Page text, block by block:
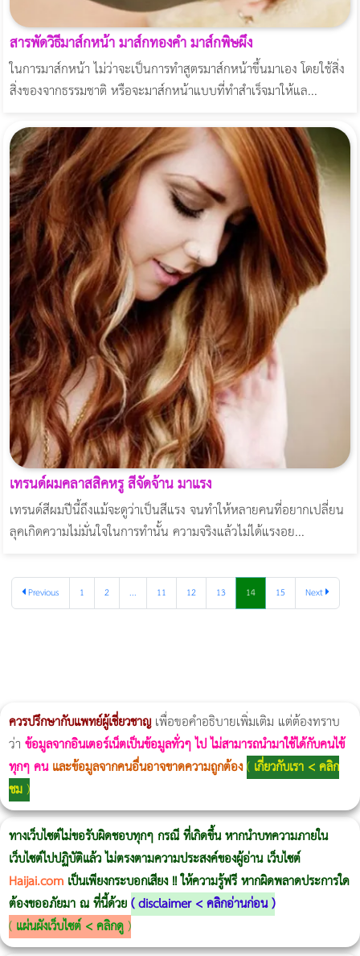
สารพัดวิธีมาส์กหน้า มาส์กทองคำ มาส์กพิษผึ้ง
ในการมาส์กหน้า ไม่ว่าจะเป็นการทำสูตรมาส์กหน้าขึ้นมาเอง โดยใช้สิ่ง
สิ่งของจากธรรมชาติ หรือจะมาส์กหน้าแบบที่ทำสำเร็จมาให้แล...
เทรนด์ผมคลาสสิคหรู สีจัดจ้าน มาแรง
เทรนด์สีผมปีนี้ถึงแม้จะดูว่าเป็นสีแรง จนทำให้หลายคนที่อยากเปลี่ยน
ลุคเกิดความไม่มั่นใจในการทำนั้น ความจริงแล้วไม่ได้แรงอย...
Previous 1 2 ... 11 12 13 14 15 Next
ควรปรึกษากับแพทย์ผู้เชี่ยวชาญเพื่อขอคำอธิบายเพิ่มเติม แต่ต้องทราบ
ว่า ข้อมูลจากอินเตอร์เน็ตเป็นข้อมูลทั่วๆ ไป ไม่สามารถนำมาใช้ได้กับคนไข้
ทุกๆ คน และข้อมูลจากคนอื่นอาจขาดความถูกต้อง( เกี่ยวกับเรา < คลิก
ชม)
ทางเว็บไซต์ไม่ขอรับผิดชอบทุกๆ กรณี ที่เกิดขึ้น หากนำบทความภายใน
เว็บไซต์ไปปฏิบัติแล้ว ไม่ตรงตามความประสงค์ของผู้อ่าน เว็บไซต์
Haijai.com เป็นเพียงกระบอกเสียง !! ให้ความรู้ฟรี หากผิดพลาดประการใด
ต้องขออภัยมา ณ ที่นี้ด้วย(disclaimer < คลิกอ่านก่อน)
( แผ่นผังเว็บไซต์ < คลิกดู)